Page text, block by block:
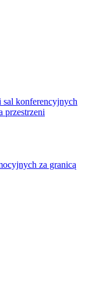
konferencyjnych
przestrzeni
za granicą